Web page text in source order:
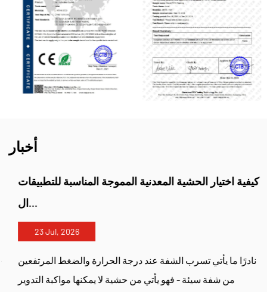
أخبار
كيفية اختيار الحشية المعدنية المموجة المناسبة للتطبيقات
ال...
23 Jul, 2026
نادرًا ما يأتي تسرب الشفة عند درجة الحرارة والضغط المرتفعين
من شفة سيئة - فهو يأتي من حشية لا يمكنها مواكبة التدوير